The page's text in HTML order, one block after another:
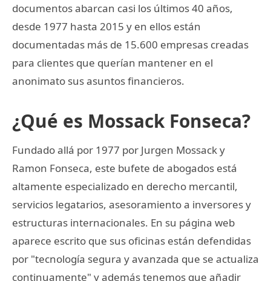
documentos abarcan casi los últimos 40 años,
desde 1977 hasta 2015 y en ellos están
documentadas más de 15.600 empresas creadas
para clientes que querían mantener en el
anonimato sus asuntos financieros.
¿Qué es Mossack Fonseca?
Fundado allá por 1977 por Jurgen Mossack y
Ramon Fonseca, este bufete de abogados está
altamente especializado en derecho mercantil,
servicios legatarios, asesoramiento a inversores y
estructuras internacionales. En su página web
aparece escrito que sus oficinas están defendidas
por "tecnología segura y avanzada que se actualiza
continuamente" y además tenemos que añadir